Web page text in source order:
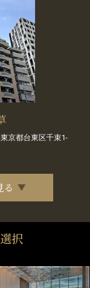
京都台東区千束1-
る
択